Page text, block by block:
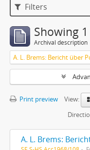
Filters
Showing
Archival description
A. L. Brems: Bericht über
Print preview
View:
A. L. Brems: